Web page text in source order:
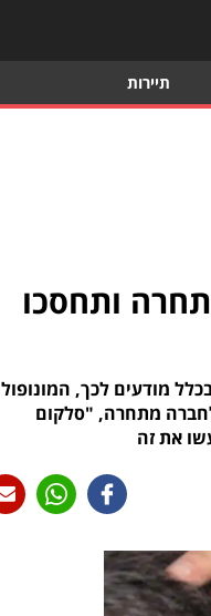
תיירות
ותחסכו
מודעים לכך, המונופול
מתחרה, "סלקום